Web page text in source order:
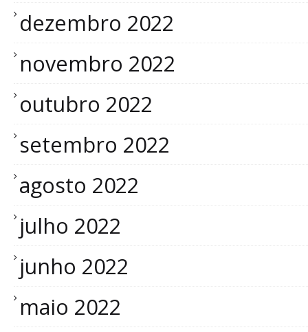
dezembro 2022
novembro 2022
outubro 2022
setembro 2022
agosto 2022
julho 2022
junho 2022
maio 2022